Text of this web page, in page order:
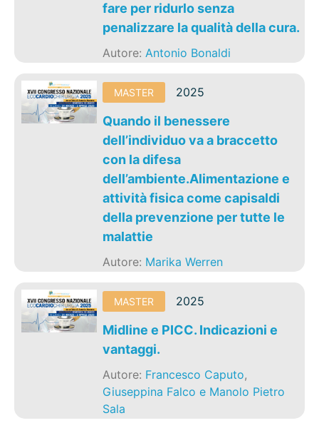
fare per ridurlo senza
penalizzare la qualità della cura.
Autore:Antonio Bonaldi
MASTER 2025
Quando il benessere
dell’individuo va a braccetto
con la difesa
dell’ambiente.Alimentazione e
attività fisica come capisaldi
della prevenzione per tutte le
malattie
Autore: Marika Werren
MASTER 2025
Midline e PICC. Indicazioni e
vantaggi.
Autore: Francesco Caputo,
Giuseppina Falco e Manolo Pietro
Sala